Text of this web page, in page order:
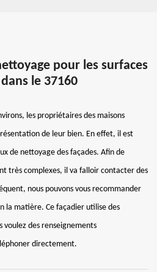
pour les surfaces
le 37160
les propriétaires des maisons
de leur bien. En effet, il est
de nettoyage des façades. Afin de
très complexes, il va falloir contacter des
nous pouvons vous recommander
la matière. Ce façadier utilise des
voulez des renseignements
directement.